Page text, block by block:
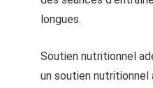
longues.
Soutien nutritionnel
un soutien